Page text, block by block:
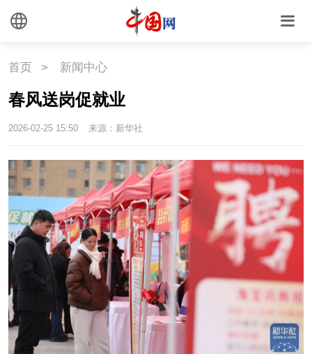
首页 > 新闻中心
春风送岗促就业
2026-02-25 15:50 来源：新华社